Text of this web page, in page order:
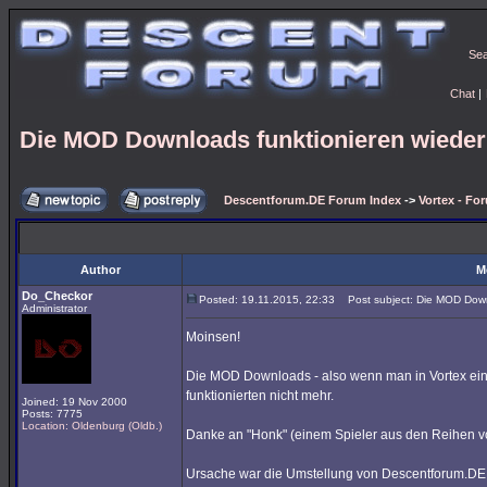
Chat |
Die MOD Downloads funktionieren wieder
Descentforum.DE Forum Index -> Vortex -
Author
Do_Checkor
Administrator
Joined: 19 Nov 2000
Posts: 7775
Location: Oldenburg (Oldb.)
Posted: 19.11.2015, 22:33 Post subject: Die MOD
Moinsen!
Die MOD Downloads - also wenn man in Vortex
funktionierten nicht mehr.
Danke an "Honk" (einem Spieler aus den Reihen
Ursache war die Umstellung von